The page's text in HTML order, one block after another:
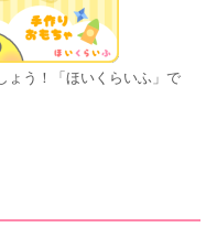
ょう！「ほいくらいふ」で